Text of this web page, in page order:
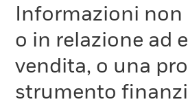
Informazioni non
o in relazione ad
vendita, o una
strumento